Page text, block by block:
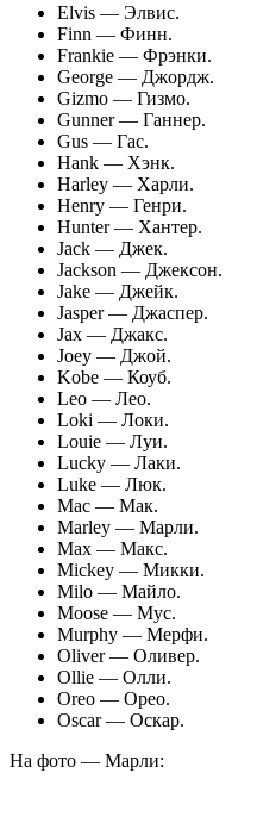
Elvis — Элвис.
Finn — Финн.
Frankie — Фрэнки.
George — Джордж.
Gizmo — Гизмо.
Gunner — Ганнер.
Gus — Гас.
Hank — Хэнк.
Harley — Харли.
Henry — Генри.
Hunter — Хантер.
Jack — Джек.
Jackson — Джексон.
Jake — Джейк.
Jasper — Джаспер.
Jax — Джакс.
Joey — Джой.
Kobe — Коуб.
Leo — Лео.
Loki — Локи.
Louie — Луи.
Lucky — Лаки.
Luke — Люк.
Mac — Мак.
Marley — Марли.
Max — Макс.
Mickey — Микки.
Milo — Майло.
Moose — Мус.
Murphy — Мерфи.
Oliver — Оливер.
Ollie — Олли.
Oreo — Орео.
Oscar — Оскар.
На фото — Марли: